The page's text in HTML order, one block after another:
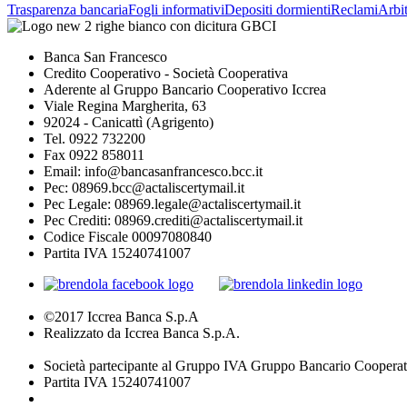
Trasparenza bancariaFogli informativiDepositi dormientiReclami
Banca San Francesco
Credito Cooperativo - Società Cooperativa
Aderente al Gruppo Bancario Cooperativo Iccrea
Viale Regina Margherita, 63
92024 - Canicattì (Agrigento)
Tel. 0922 732200
Fax 0922 858011
Email: info@bancasanfrancesco.bcc.it
Pec: 08969.bcc@actaliscertymail.it
Pec Legale: 08969.legale@actaliscertymail.it
Pec Crediti: 08969.crediti@actaliscertymail.it
Codice Fiscale 00097080840
Partita IVA 15240741007
©2017 Iccrea Banca S.p.A
Realizzato da Iccrea Banca S.p.A.
Società partecipante al Gruppo IVA Gruppo Bancario
Partita IVA 15240741007